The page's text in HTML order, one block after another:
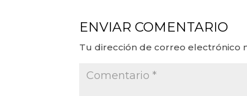
ENVIAR COMENTARIO
Tu dirección de correo electrónico